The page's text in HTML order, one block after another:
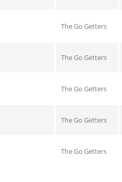
The Go Getters
The Go Getters
The Go Getters
The Go Getters
The Go Getters